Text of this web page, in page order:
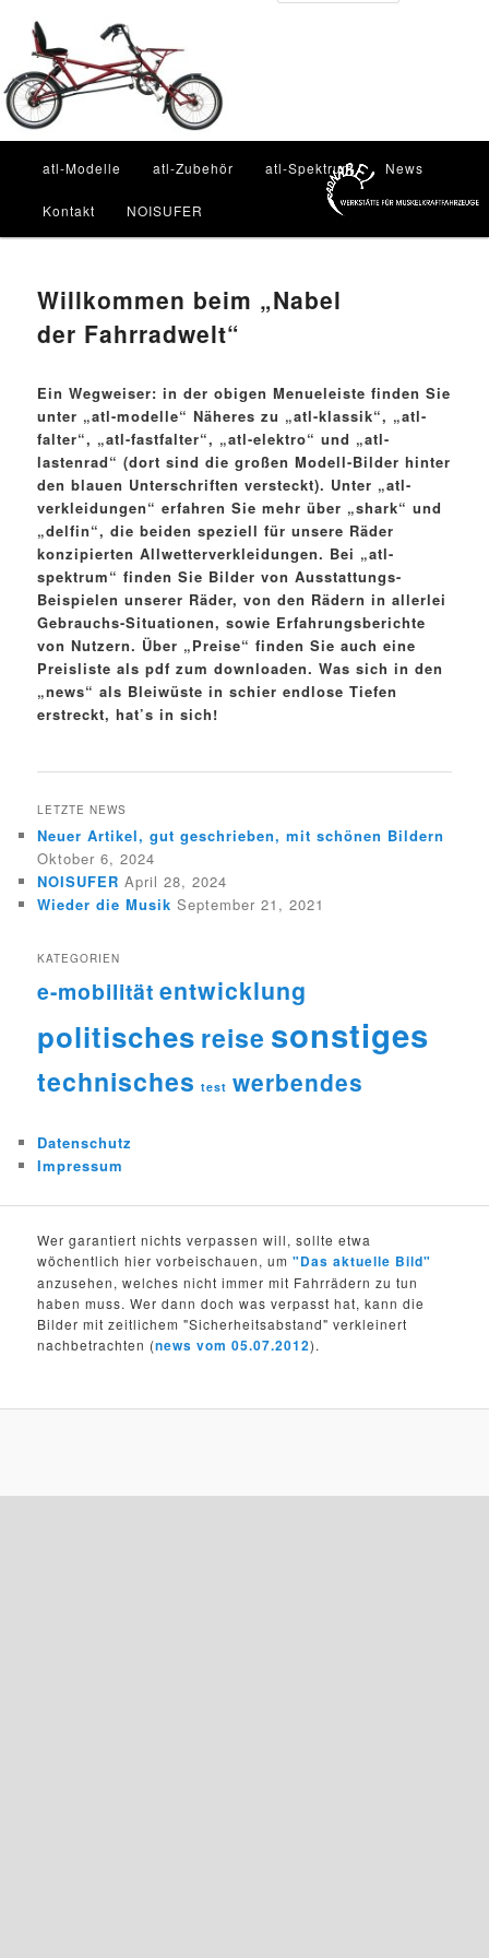
Inhalt
wechseln
atl-Modelle atl-Zubehör atl-Spektrum News
Kontakt NOISUFER
Willkommen beim „Nabel
der Fahrradwelt“
Ein Wegweiser: in der obigen Menueleiste finden Sie
unter „atl-modelle“ Näheres zu „atl-klassik“, „atl-
falter“, „atl-fastfalter“, „atl-elektro“ und „atl-
lastenrad“ (dort sind die großen Modell-Bilder hinter
den blauen Unterschriften versteckt). Unter „atl-
verkleidungen“ erfahren Sie mehr über „shark“ und
„delfin“, die beiden speziell für unsere Räder
konzipierten Allwetterverkleidungen. Bei „atl-
spektrum“ finden Sie Bilder von Ausstattungs-
Beispielen unserer Räder, von den Rädern in allerlei
Gebrauchs-Situationen, sowie Erfahrungsberichte
von Nutzern. Über „Preise“ finden Sie auch eine
Preisliste als pdf zum downloaden. Was sich in den
„news“ als Bleiwüste in schier endlose Tiefen
erstreckt, hat’s in sich!
LETZTE NEWS
Neuer Artikel, gut geschrieben, mit schönen Bildern
Oktober 6, 2024
NOISUFER April 28, 2024
Wieder die Musik September 21, 2021
KATEGORIEN
e-mobilität entwicklung
politisches reise sonstiges
technisches test werbendes
Datenschutz
Impressum
Wer garantiert nichts verpassen will, sollte etwa
wöchentlich hier vorbeischauen, um"Das aktuelle Bild"
anzusehen, welches nicht immer mit Fahrrädern zu tun
haben muss. Wer dann doch was verpasst hat, kann die
Bilder mit zeitlichem "Sicherheitsabstand" verkleinert
nachbetrachten (news vom 05.07.2012).